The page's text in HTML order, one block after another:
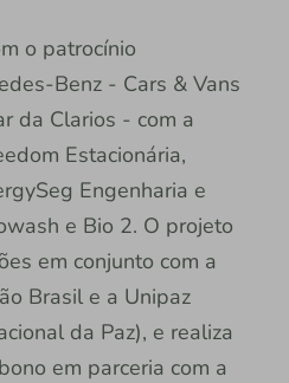
o patrocínio
Benz - Cars & Vans
da Clarios - com a
Estacionária,
Engenharia e
e Bio 2. O projeto
em conjunto com a
Brasil e a Unipaz
da Paz), e realiza
em parceria com a